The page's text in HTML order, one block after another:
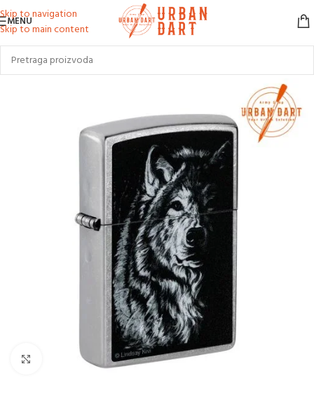
Skip to navigation
Skip to main content
MENU
Klikni za uvećanje slike